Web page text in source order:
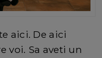
aici. De aici
voi. Sa aveti un